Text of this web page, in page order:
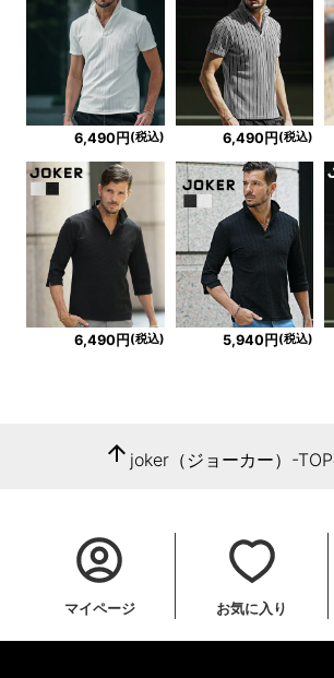
6,490円 (税込) 6,490円 (税込)
6,490円 (税込) 5,940円 (税込)
arrow_upward joker（ジョーカー）-
マイページ お気に入り